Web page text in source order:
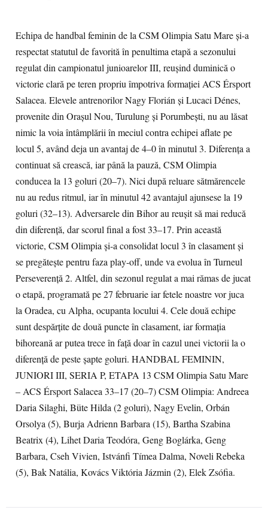
Echipa de handbal feminin de la CSM Olimpia Satu Mare și-a
respectat statutul de favorită în penultima etapă a sezonului
regulat din campionatul junioarelor III, reușind duminică o
victorie clară pe teren propriu împotriva formației ACS Érsport
Salacea. Elevele antrenorilor Nagy Florián și Lucaci Dénes,
provenite din Orașul Nou, Turulung și Porumbești, nu au lăsat
nimic la voia întâmplării în meciul contra echipei aflate pe
locul 5, având deja un avantaj de 4–0 în minutul 3. Diferența a
continuat să crească, iar până la pauză, CSM Olimpia
conducea la 13 goluri (20–7). Nici după reluare sătmărencele
nu au redus ritmul, iar în minutul 42 avantajul ajunsese la 19
goluri (32–13). Adversarele din Bihor au reușit să mai reducă
din diferență, dar scorul final a fost 33–17. Prin această
victorie, CSM Olimpia și-a consolidat locul 3 în clasament și
se pregătește pentru faza play-off, unde va evolua în Turneul
Perseverență 2. Altfel, din sezonul regulat a mai rămas de jucat
o etapă, programată pe 27 februarie iar fetele noastre vor juca
la Oradea, cu Alpha, ocupanta locului 4. Cele două echipe
sunt despărțite de două puncte în clasament, iar formația
bihoreană ar putea trece în față doar în cazul unei victorii la o
diferență de peste șapte goluri. HANDBAL FEMININ,
JUNIORI III, SERIA P, ETAPA 13 CSM Olimpia Satu Mare
– ACS Érsport Salacea 33–17 (20–7) CSM Olimpia: Andreea
Daria Silaghi, Büte Hilda (2 goluri), Nagy Evelin, Orbán
Orsolya (5), Burja Adrienn Barbara (15), Bartha Szabina
Beatrix (4), Lihet Daria Teodóra, Geng Boglárka, Geng
Barbara, Cseh Vivien, Istvánfi Tímea Dalma, Noveli Rebeka
(5), Bak Natália, Kovács Viktória Jázmin (2), Elek Zsófia.